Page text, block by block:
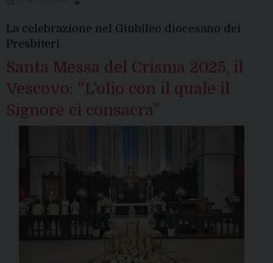
La celebrazione nel Giubileo diocesano dei
Presbiteri
Santa Messa del Crisma 2025, il
Vescovo: “L’olio con il quale il
Signore ci consacra”